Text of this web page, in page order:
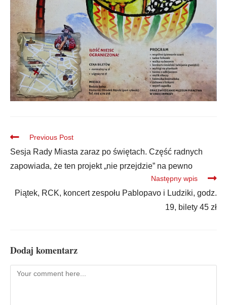
Previous Post
Sesja Rady Miasta zaraz po świętach. Część radnych
zapowiada, że ten projekt „nie przejdzie” na pewno
Następny wpis
Piątek, RCK, koncert zespołu Pablopavo i Ludziki, godz.
19, bilety 45 zł
Dodaj komentarz